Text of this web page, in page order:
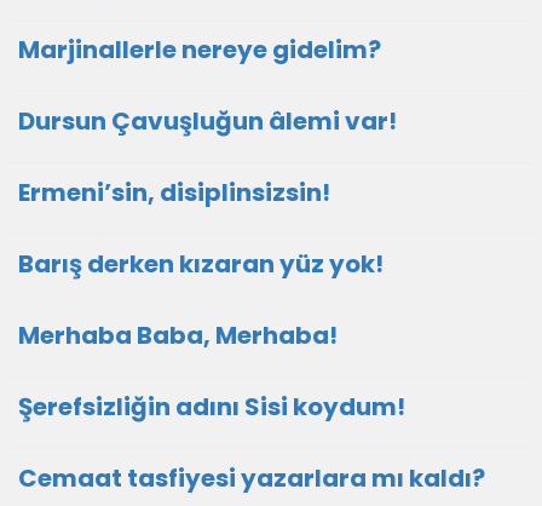
Marjinallerle nereye gidelim?
Dursun Çavuşluğun âlemi var!
Ermeni’sin, disiplinsizsin!
Barış derken kızaran yüz yok!
Merhaba Baba, Merhaba!
Şerefsizliğin adını Sisi koydum!
Cemaat tasfiyesi yazarlara mı kaldı?